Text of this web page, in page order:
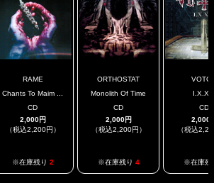
RAME
Chants To Maim ...
CD
2,000円
（税込2,200円）
※在庫残り 2
ORTHOSTAT
Monolith Of Time
CD
2,000円
（税込2,200円）
※在庫残り 4
CD
2,000
（税込
※在庫残